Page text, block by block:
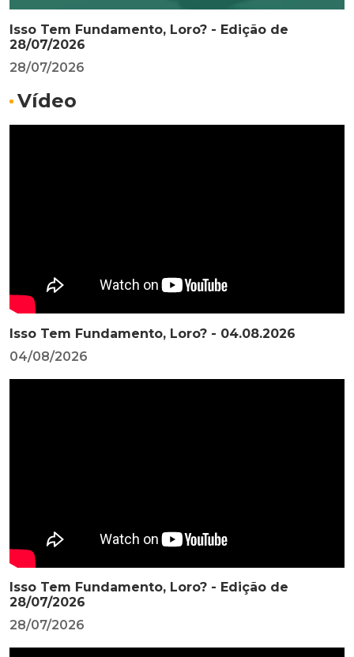
Isso Tem Fundamento, Loro? - Edição de
28/07/2026
28/07/2026
Vídeo
Isso Tem Fundamento, Loro? - 04.08.2026
04/08/2026
Isso Tem Fundamento, Loro? - Edição de
28/07/2026
28/07/2026